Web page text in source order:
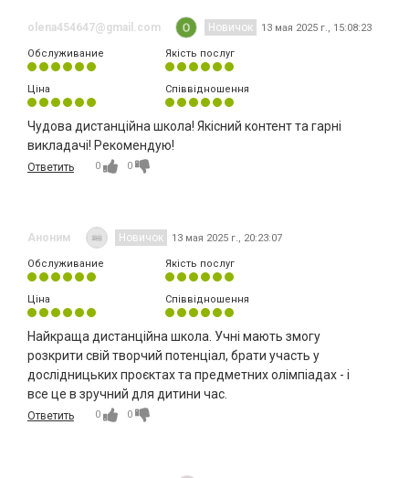
olena454647@gmail.com Новичок 13 мая 2025 г., 15:08:23
Обслуживание Якість послуг
Ціна Співвідношення
Чудова дистанційна школа! Якісний контент та гарні
викладачі! Рекомендую!
Ответить 0 0
Аноним Новичок 13 мая 2025 г., 20:23:07
Обслуживание Якість послуг
Ціна Співвідношення
Найкраща дистанційна школа. Учні мають змогу
розкрити свій творчий потенціал, брати участь у
дослідницьких проєктах та предметних олімпіадах - і
все це в зручний для дитини час.
Ответить 0 0